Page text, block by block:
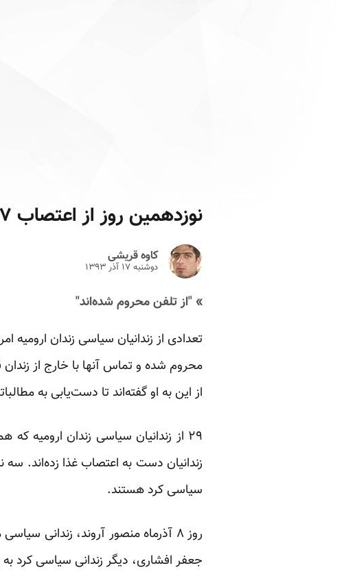
نوزدهمین روز از اعتصاب ۲۷ زندانی سیاسی در ارومیه
کاوه قریشی
دوشنبه ۱۷ آذر ۱۳۹۳
» "از تلفن محروم شده‌اند"
تعدادی از زندانیان سیاسی زندان
محروم شده و تماس آنها با خارج از
از این به او گفته‌اند تا دست‌یابی به
زندانیان دست به اعتصاب غذا زده‌اند. سه
سیاسی کرد هستند.
روز ۸ آذرماه منصور آروند، زندانی
جعفر افشاری، دیگر زندانی سیاسی کرد